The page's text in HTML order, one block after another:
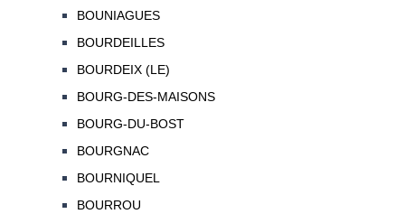
BOUNIAGUES
BOURDEILLES
BOURDEIX (LE)
BOURG-DES-MAISONS
BOURG-DU-BOST
BOURGNAC
BOURNIQUEL
BOURROU